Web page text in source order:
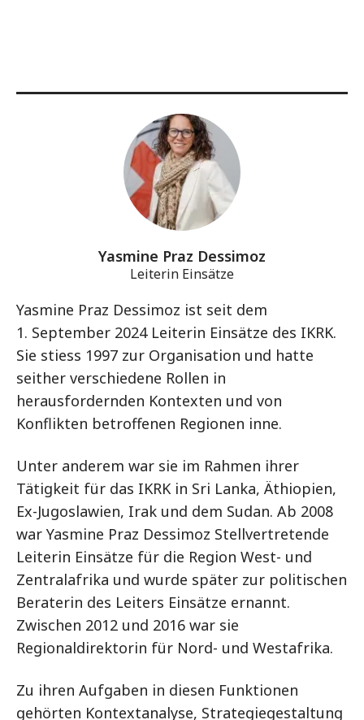
Yasmine Praz Dessimoz
Leiterin Einsätze
Yasmine Praz Dessimoz ist seit dem
1. September 2024 Leiterin Einsätze des IKRK.
Sie stiess 1997 zur Organisation und hatte
seither verschiedene Rollen in
herausfordernden Kontexten und von
Konflikten betroffenen Regionen inne.
Unter anderem war sie im Rahmen ihrer
Tätigkeit für das IKRK in Sri Lanka, Äthiopien,
Ex-Jugoslawien, Irak und dem Sudan. Ab 2008
war Yasmine Praz Dessimoz Stellvertretende
Leiterin Einsätze für die Region West- und
Zentralafrika und wurde später zur politischen
Beraterin des Leiters Einsätze ernannt.
Zwischen 2012 und 2016 war sie
Regionaldirektorin für Nord- und Westafrika.
Zu ihren Aufgaben in diesen Funktionen
gehörten Kontextanalyse, Strategiegestaltung